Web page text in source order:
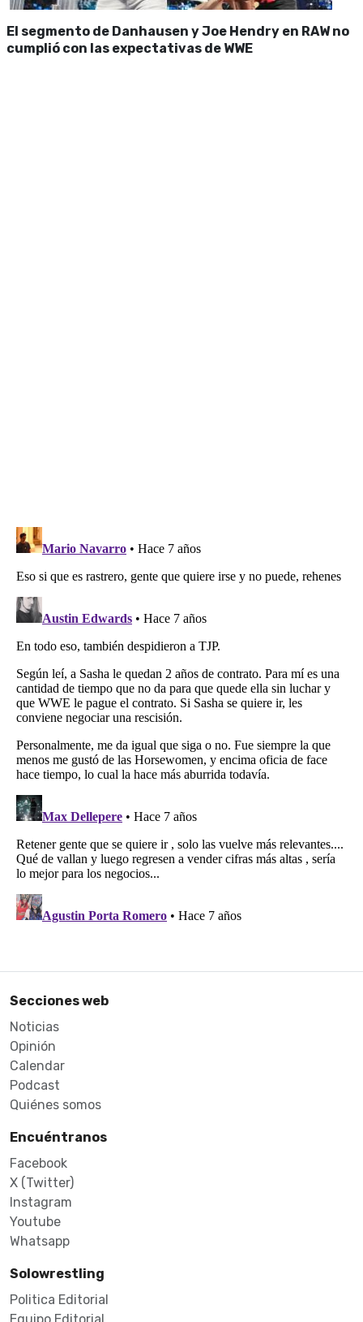
El segmento de Danhausen y Joe Hendry en RAW no
cumplió con las expectativas de WWE
Secciones web
Noticias
Opinión
Calendar
Podcast
Quiénes somos
Encuéntranos
Facebook
X (Twitter)
Instagram
Youtube
Whatsapp
Solowrestling
Politica Editorial